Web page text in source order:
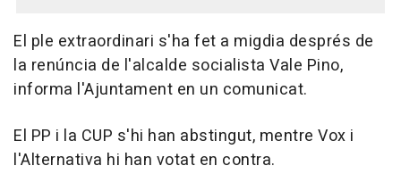
El ple extraordinari s'ha fet a migdia després de
la renúncia de l'alcalde socialista Vale Pino,
informa l'Ajuntament en un comunicat.
El PP i la CUP s'hi han abstingut, mentre Vox i
l'Alternativa hi han votat en contra.